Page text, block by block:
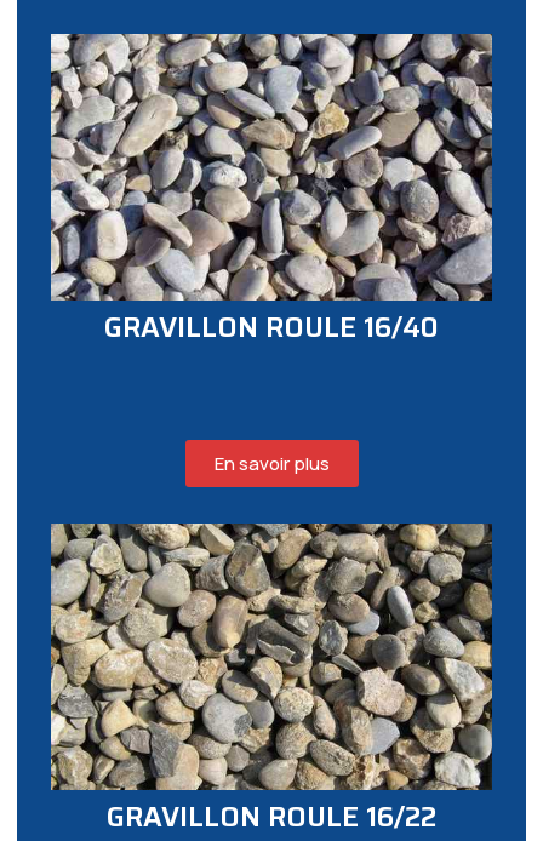
GRAVILLON ROULE 16/40
En savoir plus
GRAVILLON ROULE 16/22